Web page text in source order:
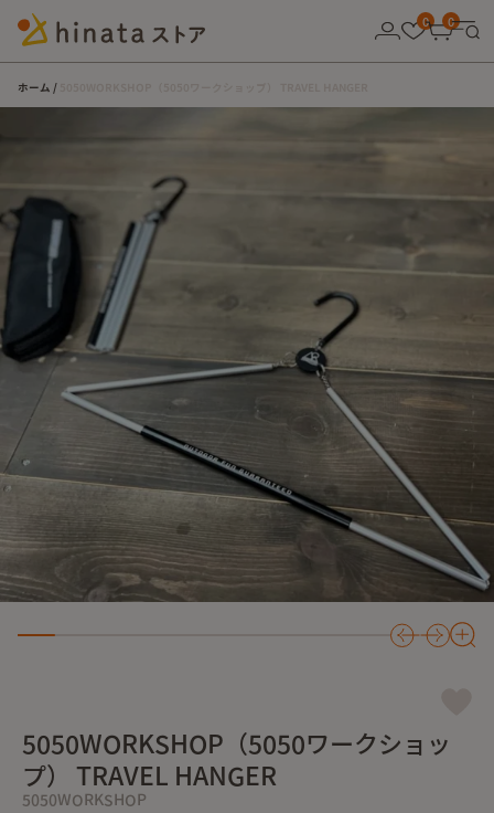
0
0
ホーム
5050WORKSHOP（5050ワークショッ
プ） TRAVEL HANGER
5050WORKSHOP